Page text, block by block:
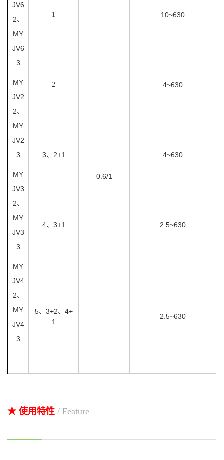
JV6
2、
MY
JV6
3
MY
JV2
2、
MY
JV2
3
MY
JV3
2、
MY
JV3
3
MY
JV4
2、
MY
JV4
3
1
0.6/1
10~630
2 4~630
3、2+1 4~630
4、3+1 2.5~630
5、3+2、4+
1
2.5~630
★ 使用特性 / Feature